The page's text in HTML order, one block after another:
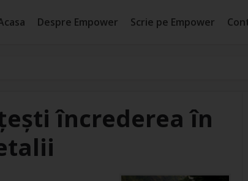
Despre Empower Scrie pe Empower
încrederea în